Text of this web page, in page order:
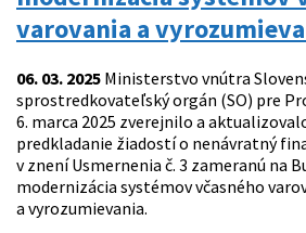
varovania a
06. 03. 2025 Ministerstvo vnútra
sprostredkovateľský orgán (SO) pre
6. marca 2025 zverejnilo a
predkladanie žiadostí o nenávratný
v znení Usmernenia č. 3 zameranú na
modernizácia systémov včasného
a vyrozumievania.